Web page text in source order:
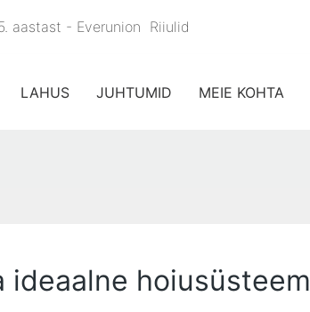
aastast - Everunion Riiulid
LAHUS JUHTUMID MEIE KOHTA
ideaalne hoiusüsteem